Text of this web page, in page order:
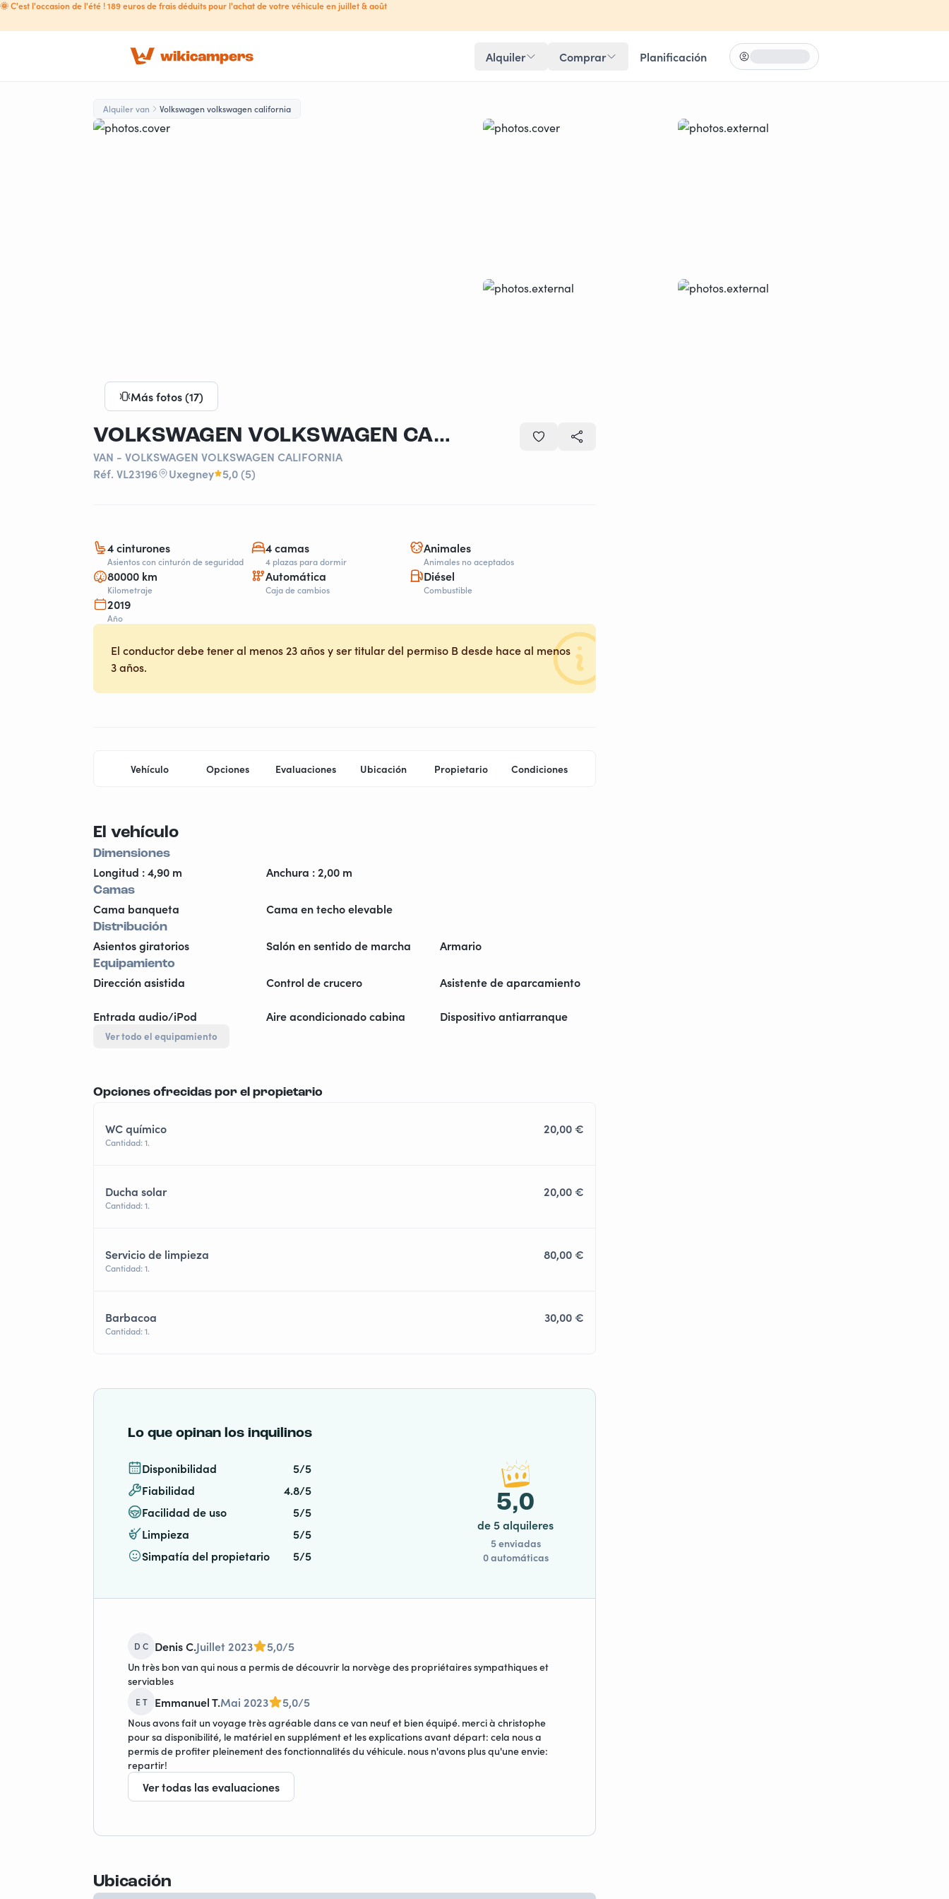
🌞 C'est l'occasion de l'été ! 189 euros de frais déduits pour l'achat de votre véhicule en juillet & août
Alquiler Comprar Planificación Loading...
Alquiler van Volkswagen volkswagen california
Más fotos (17)
VOLKSWAGEN VOLKSWAGEN CALIFORNIA
VAN - VOLKSWAGEN VOLKSWAGEN CALIFORNIA
Réf. VL23196
Uxegney 5,0 (5)
4 cinturones
Asientos con cinturón de seguridad
4 camas
4 plazas para dormir
Animales
Animales no aceptados
80000 km
Kilometraje
Automática
Caja de cambios
Diésel
Combustible
2019
Año
El conductor debe tener al menos 23 años y ser titular del permiso B desde hace al menos
3 años.
Vehículo Opciones Evaluaciones Ubicación Propietario Condiciones
El vehículo
Dimensiones
Longitud : 4,90 m Anchura : 2,00 m
Camas
Cama banqueta Cama en techo elevable
Distribución
Asientos giratorios Salón en sentido de marcha Armario
Equipamiento
Dirección asistida Control de crucero Asistente de aparcamiento
Entrada audio/iPod Aire acondicionado cabina Dispositivo antiarranque
Ver todo el equipamiento
Opciones ofrecidas por el propietario
WC químico 20,00 €
Cantidad: 1.
Ducha solar 20,00 €
Cantidad: 1.
Servicio de limpieza 80,00 €
Cantidad: 1.
Barbacoa 30,00 €
Cantidad: 1.
Lo que opinan los inquilinos
Disponibilidad
5/5
Fiabilidad
4.8/5
Facilidad de uso
5/5
Limpieza
5/5
Simpatía del propietario
5/5
5,0
de 5 alquileres
5 enviadas
0 automáticas
D C Denis C.Juillet 2023 5,0/5
Un très bon van qui nous a permis de découvrir la norvège des propriétaires sympathiques et
serviables
E T Emmanuel T.Mai 2023 5,0/5
Nous avons fait un voyage très agréable dans ce van neuf et bien équipé. merci à christophe
pour sa disponibilité, le matériel en supplément et les explications avant départ: cela nous a
permis de profiter pleinement des fonctionnalités du véhicule. nous n'avons plus qu'une envie:
repartir!
Ver todas las evaluaciones
Ubicación